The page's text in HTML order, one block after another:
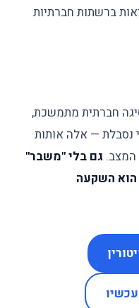
ברשתות חברתיות
חברתית מתמשכת,
נסבלת — אלה אותות
המצב. גם בלי "משבר"
הוא השקעה